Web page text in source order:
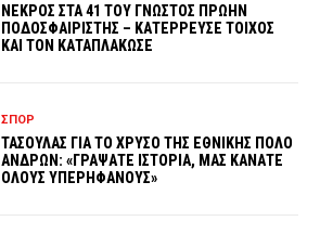
ΝΕΚΡΟΣ ΣΤΑ 41 ΤΟΥ ΓΝΩΣΤΟΣ ΠΡΩΗΝ
ΠΟΔΟΣΦΑΙΡΙΣΤΗΣ – ΚΑΤΕΡΡΕΥΣΕ ΤΟΙΧΟΣ
ΚΑΙ ΤΟΝ ΚΑΤΑΠΛΑΚΩΣΕ
ΣΠΟΡ
ΤΑΣΟΥΛΑΣ ΓΙΑ ΤΟ ΧΡΥΣΟ ΤΗΣ ΕΘΝΙΚΗΣ ΠΟΛΟ
ΑΝΔΡΩΝ: «ΓΡΑΨΑΤΕ ΙΣΤΟΡΙΑ, ΜΑΣ ΚΑΝΑΤΕ
ΟΛΟΥΣ ΥΠΕΡΗΦΑΝΟΥΣ»